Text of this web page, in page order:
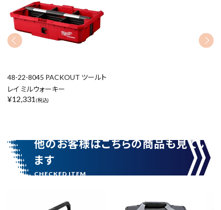
在庫のない商品を表示しない
48-22-8045 PACKOUT ツールト
レイ ミルウォーキー
¥12,331 (税込)
他のお客様はこちらの商品も見てい
ます